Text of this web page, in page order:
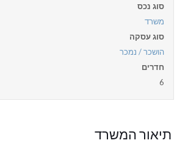
סוג נכס
משרד
סוג עסקה
הושכר / נמכר
חדרים
6
תיאור המשרד